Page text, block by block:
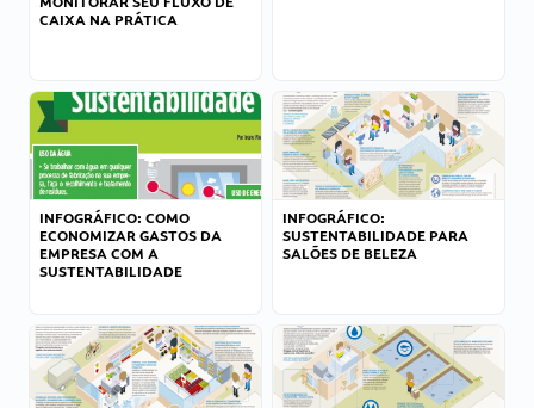
CAIXA NA PRÁTICA
INFOGRÁFICO: COMO
ECONOMIZAR GASTOS DA
EMPRESA COM A
SUSTENTABILIDADE
INFOGRÁFICO:
SUSTENTABILIDADE PARA
SALÕES DE BELEZA